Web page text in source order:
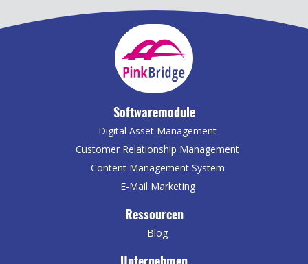
Softwaremodule
Digital Asset Management
Customer Relationship Management
Content Management System
E-Mail Marketing
Ressourcen
Blog